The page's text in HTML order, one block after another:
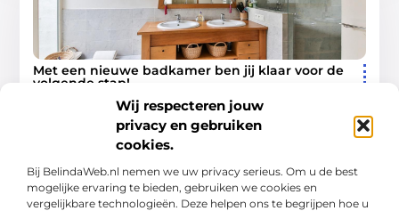
Wij respecteren jouw
privacy en gebruiken
cookies.
Bij BelindaWeb.nl nemen we uw privacy serieus. Om u de best
mogelijke ervaring te bieden, gebruiken we cookies en
vergelijkbare technologieën. Deze helpen ons te begrijpen hoe u
Met een nieuwe badkamer ben jij klaar voor de
volgende stap!
Een badkamer is meer dan alleen een
functionele ruimte in huis; het is een plek van
ontspanning en vernieuwing. Of je nu je dag
begint
Aanbiedingen